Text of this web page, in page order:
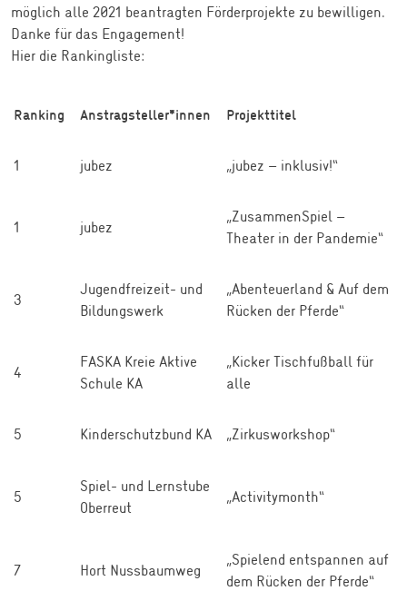
möglich alle 2021 beantragten Förderprojekte zu bewilligen.
Danke für das Engagement!
Hier die Rankingliste:
Ranking Anstragsteller*innen Projekttitel
1 jubez „jubez – inklusiv!“
1 jubez
„ZusammenSpiel –
Theater in der Pandemie“
3
Jugendfreizeit- und
Bildungswerk
„Abenteuerland & Auf dem
Rücken der Pferde“
4
FASKA Kreie Aktive
Schule KA
„Kicker Tischfußball für
alle
5 Kinderschutzbund KA „Zirkusworkshop“
5
Spiel- und Lernstube
Oberreut
„Activitymonth“
7 Hort Nussbaumweg
„Spielend entspannen auf
dem Rücken der Pferde“